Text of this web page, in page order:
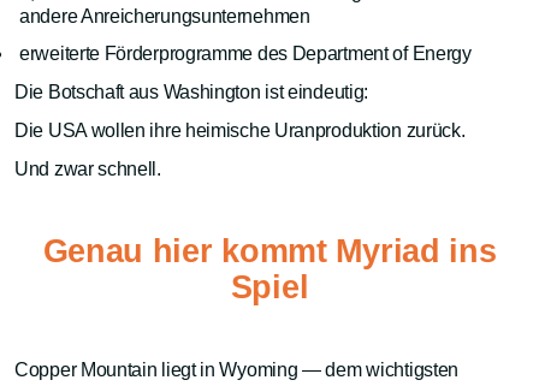
andere Anreicherungsunternehmen
erweiterte Förderprogramme des Department of Energy
Die Botschaft aus Washington ist eindeutig:
Die USA wollen ihre heimische Uranproduktion zurück.
Und zwar schnell.
Genau hier kommt Myriad ins
Spiel
Copper Mountain liegt in Wyoming — dem wichtigsten